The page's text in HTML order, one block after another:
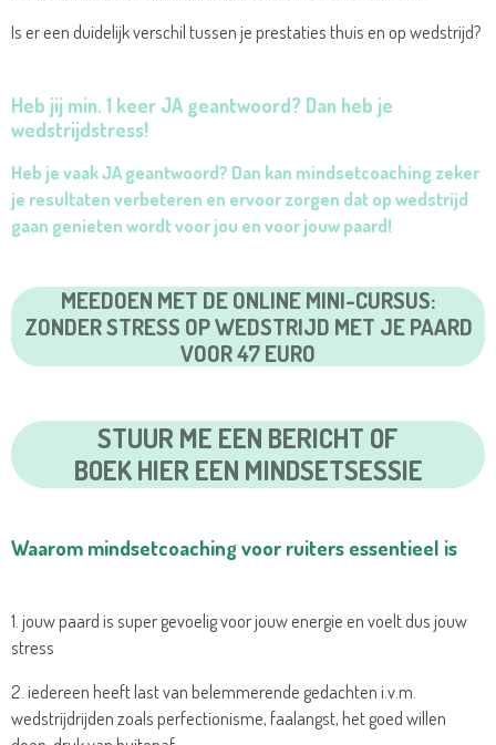
Is er een duidelijk verschil tussen je prestaties thuis en op wedstrijd?
Heb jij min. 1 keer JA geantwoord? Dan heb je
wedstrijdstress!
Heb je vaak JA geantwoord? Dan kan mindsetcoaching zeker
je resultaten verbeteren en ervoor zorgen dat op wedstrijd
gaan genieten wordt voor jou en voor jouw paard!
MEEDOEN MET DE ONLINE MINI-CURSUS:
ZONDER STRESS OP WEDSTRIJD MET JE PAARD
VOOR 47 EURO
STUUR ME EEN BERICHT OF
BOEK HIER EEN MINDSETSESSIE
Waarom mindsetcoaching voor ruiters essentieel is
1. jouw paard is super gevoelig voor jouw energie en voelt dus jouw
stress
2. iedereen heeft last van belemmerende gedachten i.v.m.
wedstrijdrijden zoals perfectionisme, faalangst, het goed willen